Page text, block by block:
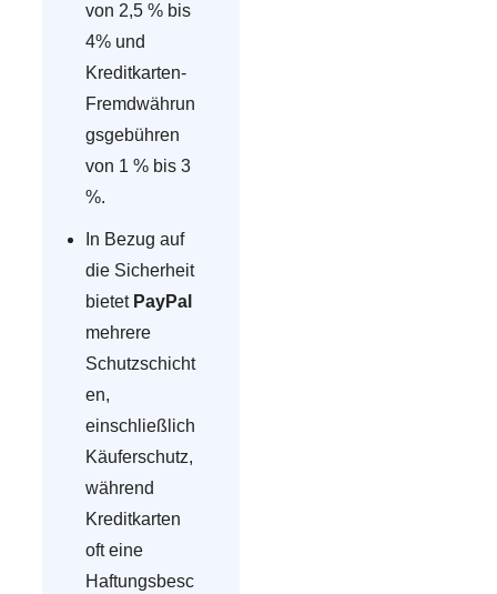
von 2,5 % bis
4% und
Kreditkarten-
Fremdwährun
gsgebühren
von 1 % bis 3
%.
In Bezug auf
die Sicherheit
bietet PayPal
mehrere
Schutzschicht
en,
einschließlich
Käuferschutz,
während
Kreditkarten
oft eine
Haftungsbesc